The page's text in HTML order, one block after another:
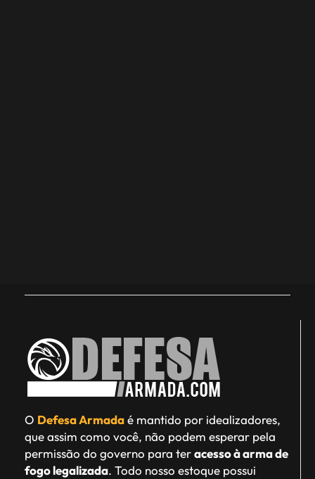
O Defesa Armadaé mantido por idealizadores,
que assim como você, não podem esperar pela
permissão do governo para teracesso à arma de
fogo legalizada. Todo nosso estoque possui